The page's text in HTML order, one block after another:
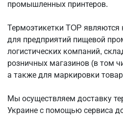
промышленных принтеров.
Термоэтикетки TOP
для предприятий пищевой
логистических компаний,
розничных магазинов (в том
а также для маркировки
Мы осуществляем доставку
Украине с помощью сервиса